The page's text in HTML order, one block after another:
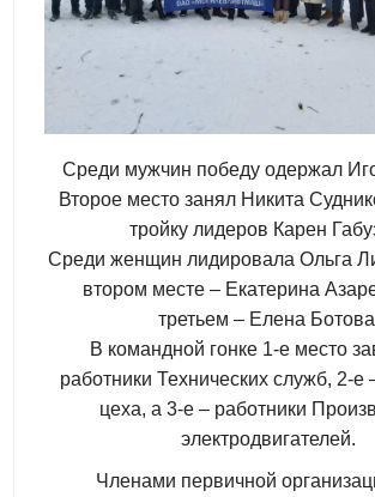
Среди мужчин победу одержал
Второе место занял Никита
тройку лидеров Карен
Среди женщин лидировала Ольга
втором месте – Екатерина
третьем – Елена
В командной гонке 1-е место
работники Технических служб, 2-е
цеха, а 3-е – работники
электродвигателей.
Членами первичной